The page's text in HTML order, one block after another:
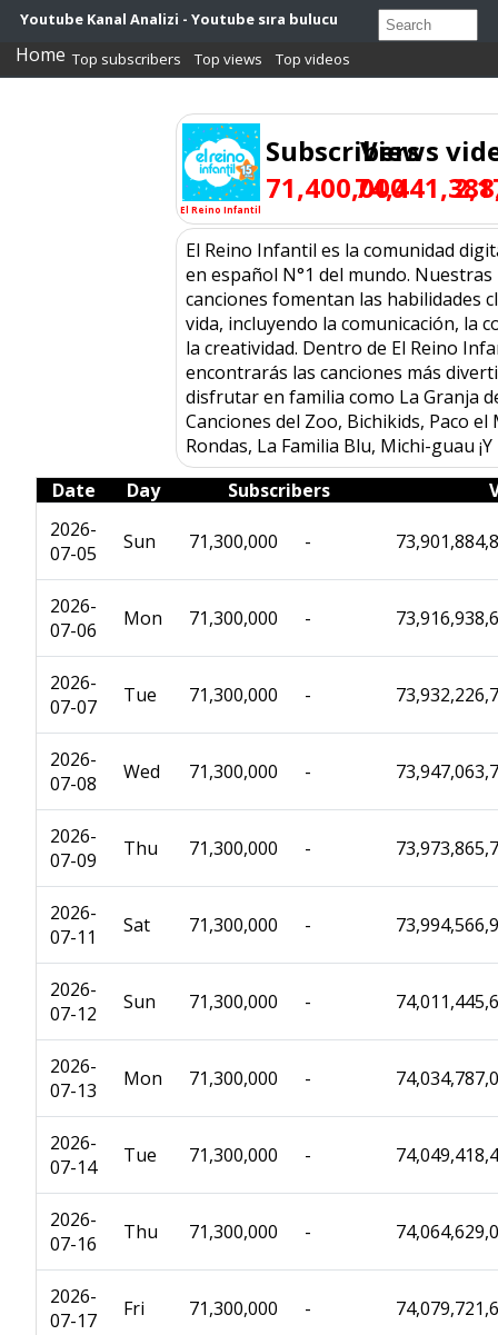
Youtube Kanal Analizi - Youtube sıra bulucu
Home Top subscribers Top views Top videos
El Reino Infantil
Subscribers
71,400,000
Views
El Reino Infantil es la comunidad
en español N°1 del mundo.
canciones fomentan las habilidades
vida, incluyendo la comunicación, la
la creatividad. Dentro de El Reino
encontrarás las canciones más
disfrutar en familia como La Granja
Canciones del Zoo, Bichikids, Paco
Rondas, La Familia Blu, Michi-guau
Date
Day Subscribers
2026-
07-05
Sun 71,300,000 -
2026-
07-06
Mon 71,300,000 -
2026-
07-07
Tue 71,300,000 -
2026-
07-08
Wed 71,300,000 -
2026-
07-09
Thu 71,300,000 -
2026-
07-11
Sat 71,300,000 -
2026-
07-12
Sun 71,300,000 -
2026-
07-13
Mon 71,300,000 -
2026-
07-14
Tue 71,300,000 -
2026-
07-16
Thu 71,300,000 -
2026-
07-17
Fri 71,300,000 -